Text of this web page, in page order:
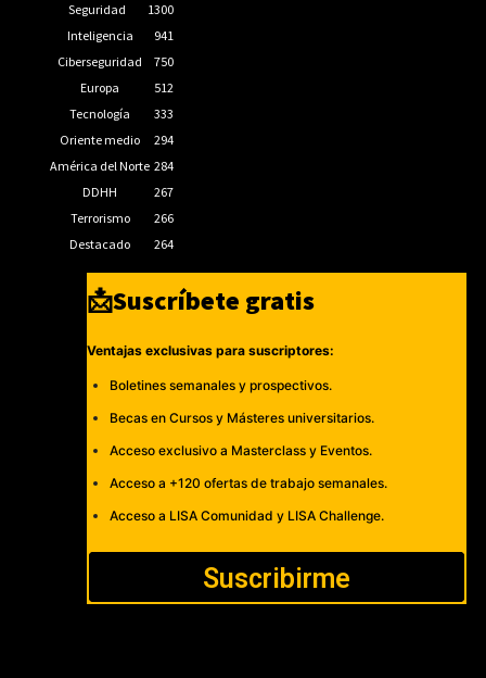
Seguridad
1300
Inteligencia
941
Ciberseguridad
750
Europa
512
Tecnología
333
Oriente medio
294
América del Norte 284
DDHH
267
Terrorismo
266
Destacado
264
📩Suscríbete gratis
Ventajas exclusivas para suscriptores:
Boletines semanales y prospectivos.
Becas en Cursos y Másteres universitarios.
Acceso exclusivo a Masterclass y Eventos.
Acceso a +120 ofertas de trabajo semanales.
Acceso a LISA Comunidad y LISA Challenge.
Suscribirme